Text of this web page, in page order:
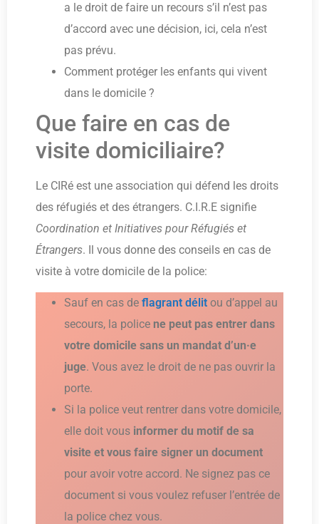
a le droit de faire un recours s’il n’est pas
d’accord avec une décision, ici, cela n’est
pas prévu.
Comment protéger les enfants qui vivent
dans le domicile ?
Que faire en cas de
visite domiciliaire?
Le CIRé est une association qui défend les droits
des réfugiés et des étrangers. C.I.R.E signifie
Coordination et Initiatives pour Réfugiés et
Étrangers. Il vous donne des conseils en cas de
visite à votre domicile de la police:
Sauf en cas de flagrant délit ou d’appel au
secours, la police ne peut pas entrer dans
votre domicile sans un mandat d’un·e
juge. Vous avez le droit de ne pas ouvrir la
porte.
Si la police veut rentrer dans votre domicile,
elle doit vous informer du motif de sa
visite et vous faire signer un document
pour avoir votre accord. Ne signez pas ce
document si vous voulez refuser l’entrée de
la police chez vous.